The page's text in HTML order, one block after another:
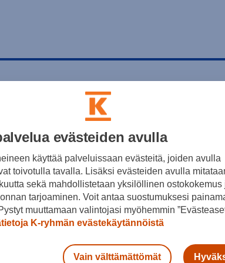
evästeiden avulla
käyttää palveluissaan evästeitä, joiden avulla
toivotulla tavalla. Lisäksi evästeiden avulla
sekä mahdollistetaan yksilöllinen ostokokemus
tarjoaminen. Voit antaa suostumuksesi
muuttamaan valintojasi myöhemmin
K-ryhmän evästekäytännöistä
Vain välttämättömät